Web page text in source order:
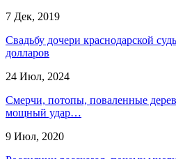
7 Дек, 2019
Свадьбу дочери краснодарской
долларов
24 Июл, 2024
Смерчи, потопы, поваленные
мощный удар…
9 Июл, 2020